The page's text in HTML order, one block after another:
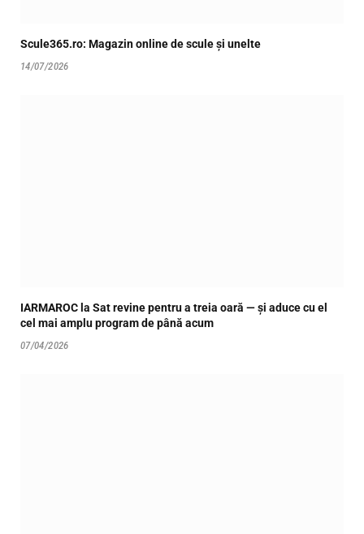
Scule365.ro: Magazin online de scule și unelte
14/07/2026
IARMAROC la Sat revine pentru a treia oară — și aduce cu el
cel mai amplu program de până acum
07/04/2026